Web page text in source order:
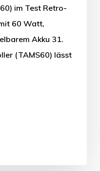
im Test Retro-
60 Watt,
Akku 31.
(TAMS60) lässt